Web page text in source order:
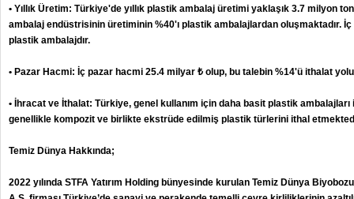
• Yıllık Üretim: Türkiye'de yıllık plastik ambalaj üretimi yaklaşık 3.7 milyon
ambalaj endüstrisinin üretiminin %40'ı plastik ambalajlardan oluşmaktadır. İç
plastik ambalajdır.
• Pazar Hacmi: İç pazar hacmi 25.4 milyar ₺ olup, bu talebin %14'ü ithalat
• İhracat ve İthalat: Türkiye, genel kullanım için daha basit plastik
genellikle kompozit ve birlikte ekstrüde edilmiş plastik türlerini ithal
Temiz Dünya Hakkında;
2022 yılında STFA Yatırım Holding bünyesinde kurulan Temiz Dünya